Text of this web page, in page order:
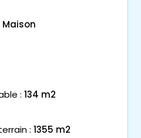
maison
: 134 m2
: 1355 m2